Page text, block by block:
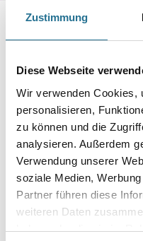
Zustimmung
Diese Webseite
Wir verwenden Cookies,
personalisieren,
zu können und die
analysieren. Außerdem
Verwendung unserer
soziale Medien,
Partner führen diese
weiteren Daten
haben oder die sie im
IST
Keine Sorge, wir
werden das Problem
Erkunden Sie in der
und lassen
ZURÜCK